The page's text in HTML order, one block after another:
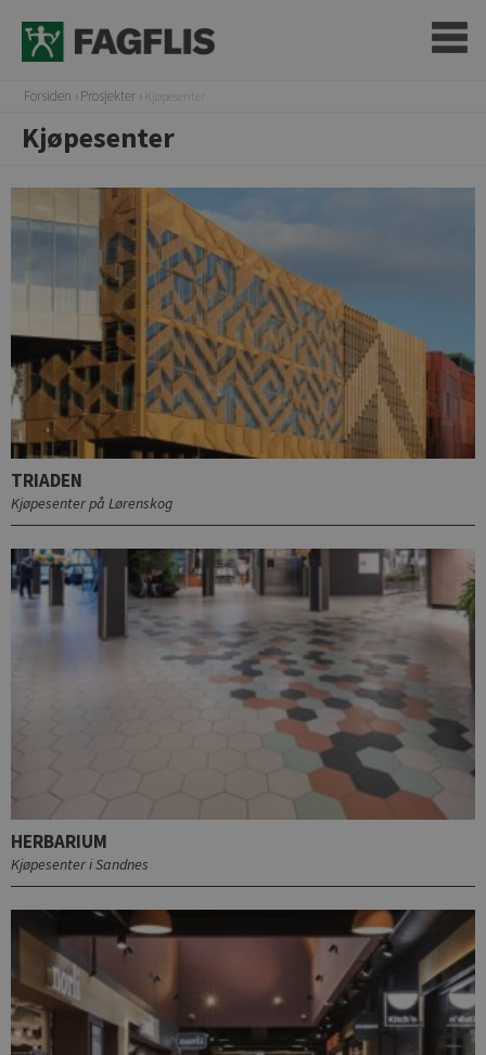
Forsiden Prosjekter Kjøpesenter
Kjøpesenter
TRIADEN
Kjøpesenter på Lørenskog
HERBARIUM
Kjøpesenter i Sandnes